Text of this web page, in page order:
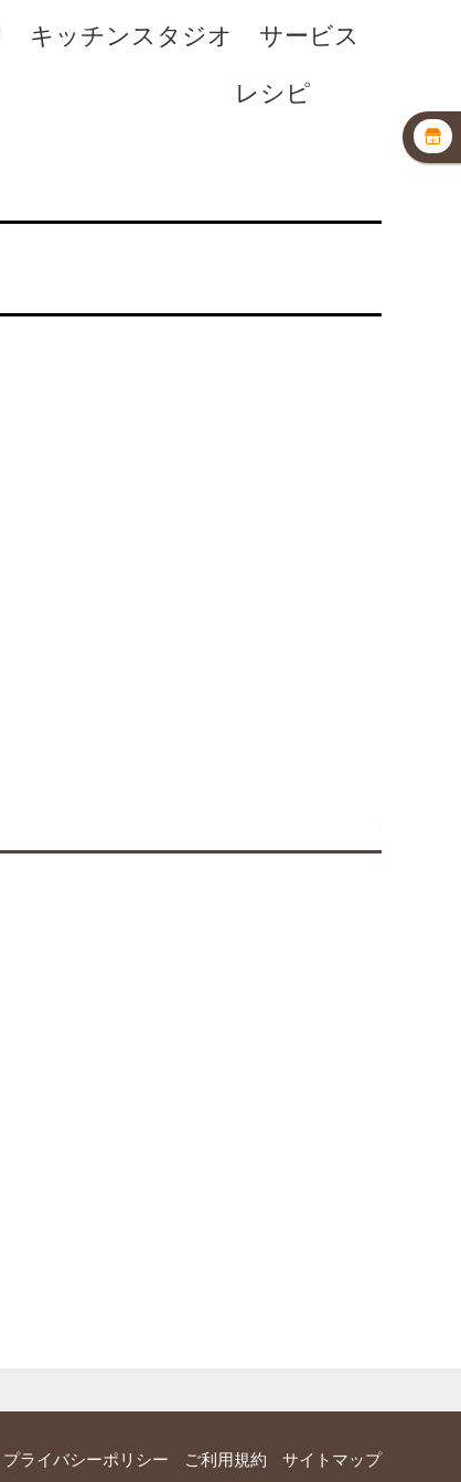
キッチンスタジオ サービス
レシピ
プライバシーポリシー ご利用規約 サイトマップ